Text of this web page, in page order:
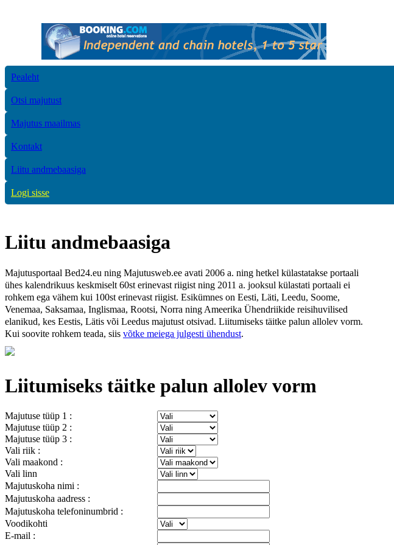
Pealeht
Otsi majutust
Majutus maailmas
Kontakt
Liitu andmebaasiga
Logi sisse
Liitu andmebaasiga
Majutusportaal Bed24.eu ning Majutusweb.ee avati 2006 a. ning hetkel külastatakse portaali
ühes kalendrikuus keskmiselt 60st erinevast riigist ning 2011 a. jooksul külastati portaali ei
rohkem ega vähem kui 100st erinevast riigist. Esikümnes on Eesti, Läti, Leedu, Soome,
Venemaa, Saksamaa, Inglismaa, Rootsi, Norra ning Ameerika Ühendriikide reisihuvilised
elanikud, kes Eestis, Lätis või Leedus majutust otsivad. Liitumiseks täitke palun allolev vorm.
Kui soovite rohkem teada, siis võtke meiega julgesti ühendust.
Liitumiseks täitke palun allolev vorm
Majutuse tüüp 1 :
Majutuse tüüp 2 :
Majutuse tüüp 3 :
Vali riik :
Vali maakond :
Vali linn
Majutuskoha nimi :
Majutuskoha aadress :
Majutuskoha telefoninumbrid :
Voodikohti
E-mail :